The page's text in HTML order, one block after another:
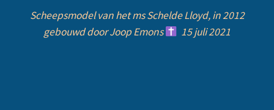
Scheepsmodel van het ms Schelde Lloyd, in 2012
gebouwd door Joop Emons
15 juli 2021